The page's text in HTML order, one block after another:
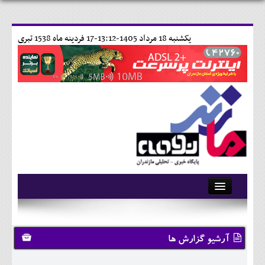
17 فردينه ماه 1538 تبری يکشنبه 18 مرداد 1405-13:12-
آرشیو
تماس با ما
وبلاگ
آرشیو گزارش ها